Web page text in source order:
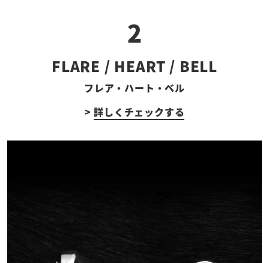
2
FLARE / HEART / BELL
フレア・ハート・ベル
>詳しくチェックする